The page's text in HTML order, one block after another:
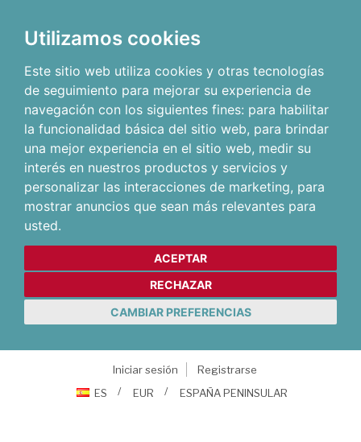
Utilizamos cookies
Este sitio web utiliza cookies y otras tecnologías
de seguimiento para mejorar su experiencia de
navegación con los siguientes fines: para habilitar
la funcionalidad básica del sitio web, para brindar
una mejor experiencia en el sitio web, medir su
interés en nuestros productos y servicios y
personalizar las interacciones de marketing, para
mostrar anuncios que sean más relevantes para
usted.
ACEPTAR
RECHAZAR
CAMBIAR PREFERENCIAS
Iniciar sesión
Registrarse
ES
EUR ESPAÑA PENINSULAR